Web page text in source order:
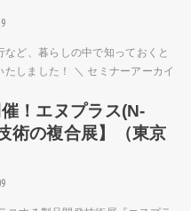
ど、暮らしの中で知っておくと
しました！ ＼ セミナーアーカイ
！エヌプラス(N-
術の複合展】（東京